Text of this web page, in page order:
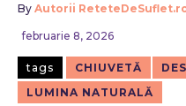
By Autorii
februarie 8, 2026
tags CHIUVETĂ
LUMINA NATURALĂ